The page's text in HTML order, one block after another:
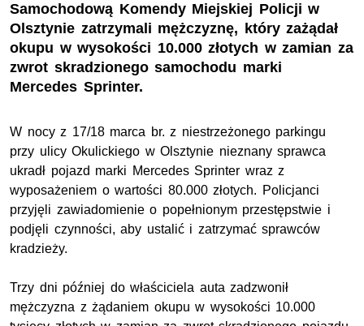
Samochodową Komendy Miejskiej Policji w
Olsztynie zatrzymali mężczyznę, który zażądał
okupu w wysokości 10.000 złotych w zamian za
zwrot skradzionego samochodu marki
Mercedes Sprinter.
W nocy z 17/18 marca br. z niestrzeżonego parkingu
przy ulicy Okulickiego w Olsztynie nieznany sprawca
ukradł pojazd marki Mercedes Sprinter wraz z
wyposażeniem o wartości 80.000 złotych. Policjanci
przyjęli zawiadomienie o popełnionym przestępstwie i
podjęli czynności, aby ustalić i zatrzymać sprawców
kradzieży.
Trzy dni później do właściciela auta zadzwonił
mężczyzna z żądaniem okupu w wysokości 10.000